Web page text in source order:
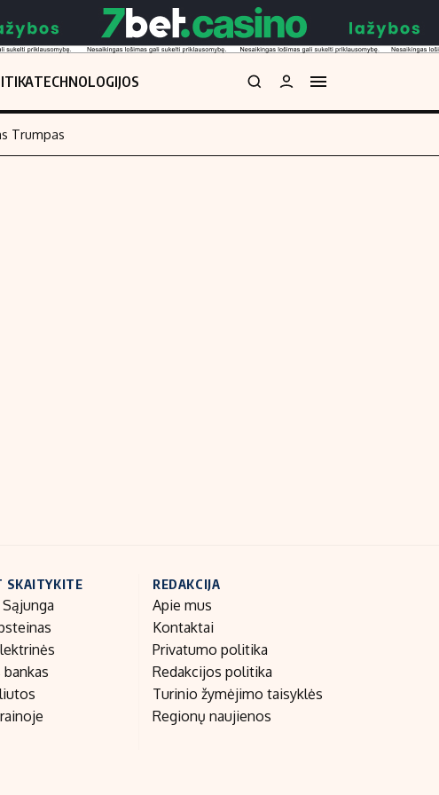
TECHNOLOGIJOS
Trumpas
SKAITYKITE REDAKCIJA
Apie mus
Kontaktai
Privatumo politika
Redakcijos politika
Turinio žymėjimo taisyklės
Regionų naujienos